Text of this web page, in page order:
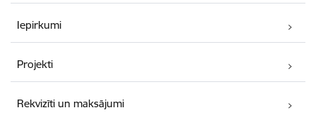
Iepirkumi
Projekti
Rekvizīti un maksājumi